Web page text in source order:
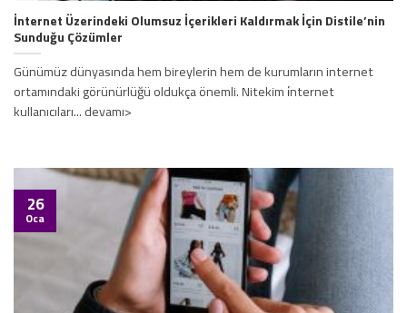
İnternet Üzerindeki Olumsuz İçerikleri Kaldırmak İçin Distile’nin
Sunduğu Çözümler
Günümüz dünyasında hem bireylerin hem de kurumların internet
ortamındaki görünürlüğü oldukça önemli. Nitekim i̇nternet
kullanıcıları... devamı>
26
Oca